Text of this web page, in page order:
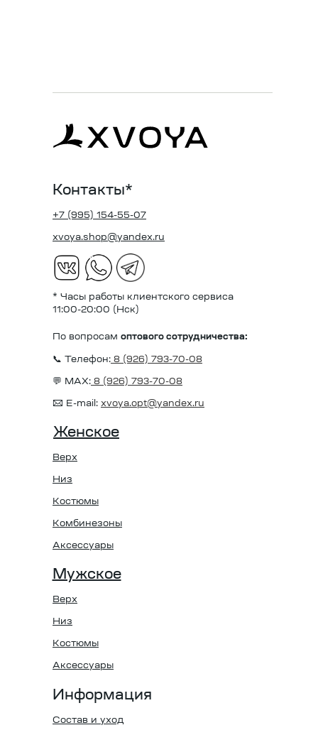
Контакты*
Состав и уход
Мужское
Информация
Аксессуары
Комбинезоны
Костюмы
Низ
Верх
Верх
Низ
Костюмы
Аксессуары
✉️ E-mail: xvoya.opt@yandex.ru
💬 MAX: 8 (926) 793-70-08
📞 Телефон: 8 (926) 793-70-08
По вопросам оптового сотрудничества:
* Часы работы клиентского сервиса
11:00-20:00 (Нск)
xvoya.shop@yandex.ru
+7 (995) 154-55-07
Женское